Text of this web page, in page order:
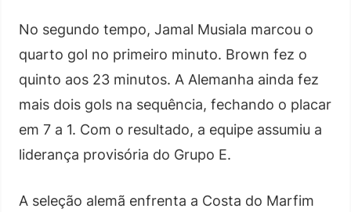
No segundo tempo, Jamal Musiala marcou o
quarto gol no primeiro minuto. Brown fez o
quinto aos 23 minutos. A Alemanha ainda fez
mais dois gols na sequência, fechando o placar
em 7 a 1. Com o resultado, a equipe assumiu a
liderança provisória do Grupo E.
A seleção alemã enfrenta a Costa do Marfim